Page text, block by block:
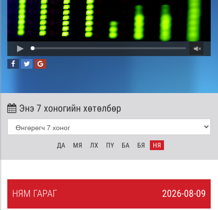
Энэ 7 хоногийн хөтөлбөр
ДА МЯ ЛХ ПҮ БА БЯ НЯ
2026-08-09
НЯМ ГАРАГ